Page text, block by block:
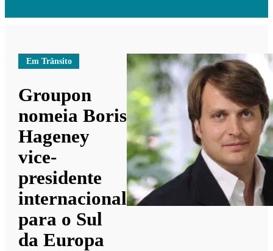
Em Trânsito
Groupon
nomeia Boris
Hageney
vice-
presidente
internacional
para o Sul
da Europa